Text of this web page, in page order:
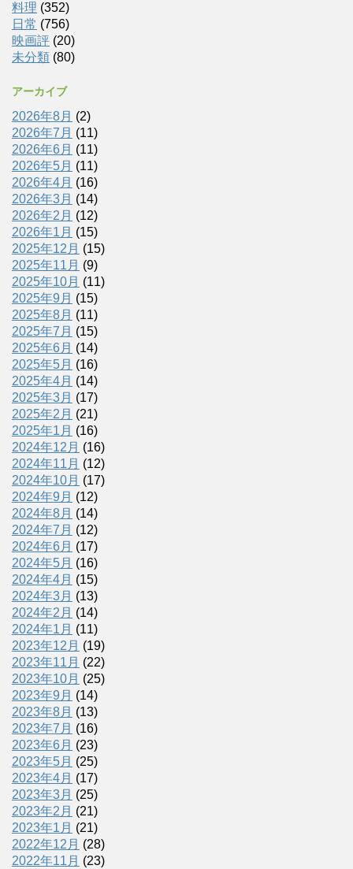
料理 (352)
日常 (756)
映画評 (20)
未分類 (80)
アーカイブ
2026年8月 (2)
2026年7月 (11)
2026年6月 (11)
2026年5月 (11)
2026年4月 (16)
2026年3月 (14)
2026年2月 (12)
2026年1月 (15)
2025年12月 (15)
2025年11月 (9)
2025年10月 (11)
2025年9月 (15)
2025年8月 (11)
2025年7月 (15)
2025年6月 (14)
2025年5月 (16)
2025年4月 (14)
2025年3月 (17)
2025年2月 (21)
2025年1月 (16)
2024年12月 (16)
2024年11月 (12)
2024年10月 (17)
2024年9月 (12)
2024年8月 (14)
2024年7月 (12)
2024年6月 (17)
2024年5月 (16)
2024年4月 (15)
2024年3月 (13)
2024年2月 (14)
2024年1月 (11)
2023年12月 (19)
2023年11月 (22)
2023年10月 (25)
2023年9月 (14)
2023年8月 (13)
2023年7月 (16)
2023年6月 (23)
2023年5月 (25)
2023年4月 (17)
2023年3月 (25)
2023年2月 (21)
2023年1月 (21)
2022年12月 (28)
2022年11月 (23)